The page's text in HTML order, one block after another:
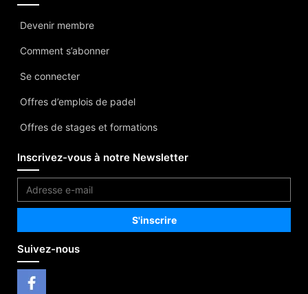
Devenir membre
Comment s’abonner
Se connecter
Offres d’emplois de padel
Offres de stages et formations
Inscrivez-vous à notre Newsletter
Suivez-nous